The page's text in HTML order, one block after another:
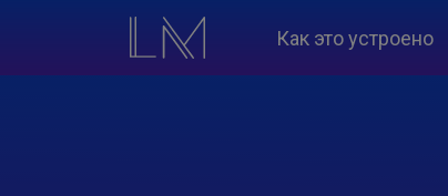
Как это устроено